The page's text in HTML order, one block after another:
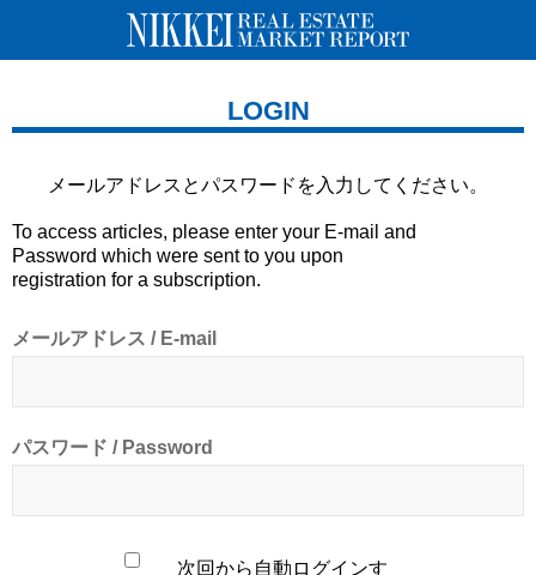
LOGIN
メールアドレスとパスワードを 入力してください。
To access articles, please enter your E-mail and
Password which were sent to you upon
registration for a subscription.
メールアドレス / E-mail
パスワード / Password
次回から自動ログインす